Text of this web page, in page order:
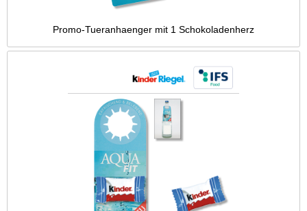
Promo-Tueranhaenger mit 1 Schokoladenherz